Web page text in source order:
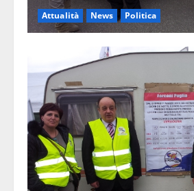
Attualità News Politica